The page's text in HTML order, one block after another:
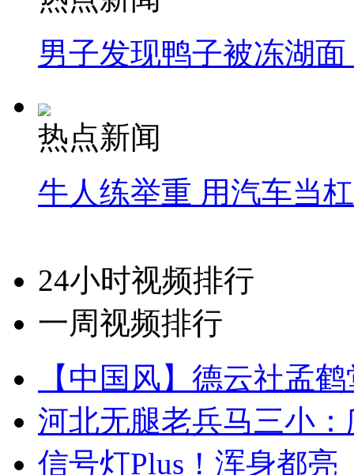
男子发现鸭子被冻湖
热点新闻
牛人练举重 用汽车当
24小时视频排行
一周视频排行
【中国风】德云社孟
河北无腿老兵马三小
信号灯Plus！浑身都亮